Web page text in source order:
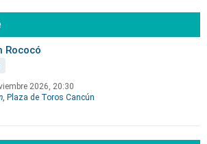
Rococó
2026, 20:30
, Plaza de Toros Cancún